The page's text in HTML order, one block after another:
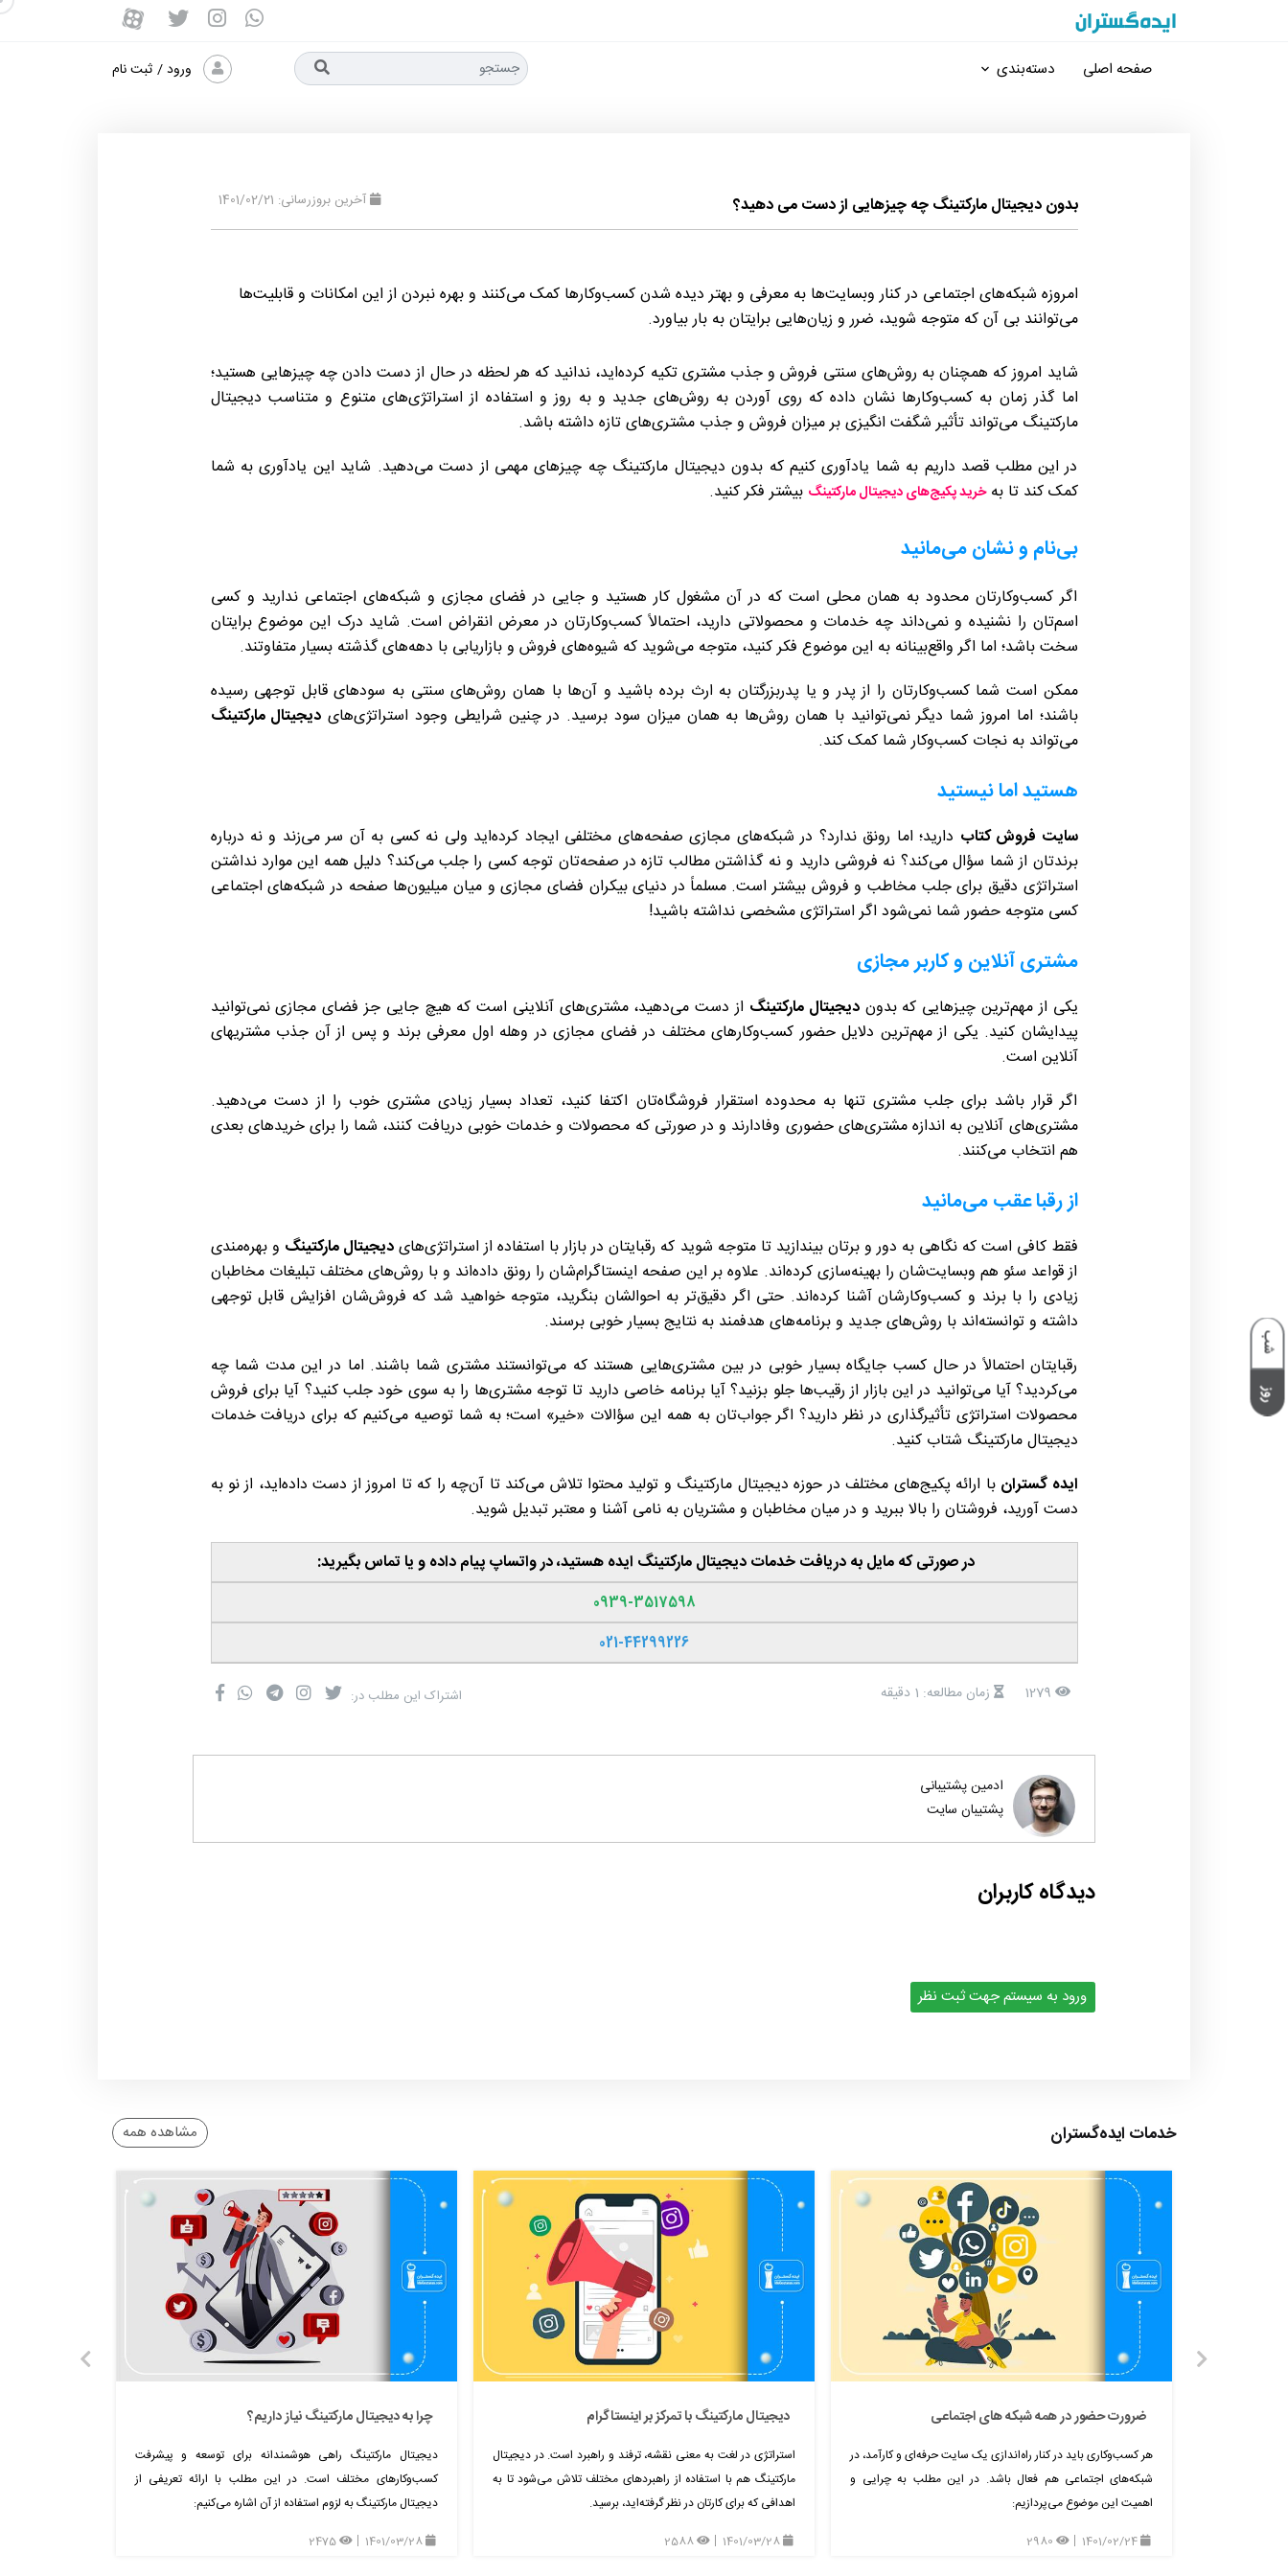
روز
شب
صفحه اصلی دسته‌بندی ورود/ ثبت نام
بدون دیجیتال مارکتینگ چه چیزهایی از دست می دهید؟ آخرین بروزرسانی: 1401/02/21
امروزه شبکه‌های اجتماعی در کنار وبسایت‌ها به معرفی و بهتر دیده شدن کسب‌وکارها کمک می‌کنند و بهره‌ نبردن از این امکانات و قابلیت‌ها
می‌توانند بی آن که متوجه شوید، ضرر و زیان‌هایی برایتان به بار بیاورد.
شاید امروز که همچنان به روش‌های سنتی فروش و جذب مشتری تکیه‌ کرده‌اید، ندانید که هر لحظه در حال از دست دادن چه چیزهایی هستید؛
اما گذر زمان به کسب‌وکارها نشان داده که روی آوردن به روش‌های جدید و به روز و استفاده از استراتژی‌های متنوع و متناسب دیجیتال
مارکتینگ می‌تواند تأثیر شگفت انگیزی بر میزان فروش و جذب مشتری‌های تازه داشته باشد.
در این مطلب قصد داریم به شما یادآوری کنیم که بدون دیجیتال مارکتینگ چه چیزهای مهمی از دست می‌دهید. شاید این یادآوری به شما
کمک کند تا بهخرید پکیج‌های دیجیتال مارکتینگ بیشتر فکر کنید.
بی‌نام و نشان می‌مانید
اگر کسب‌وکارتان محدود به همان محلی است که در آن مشغول کار هستید و جایی در فضای مجازی و شبکه‌های اجتماعی ندارید و کسی
اسم‌تان را نشنیده و نمی‌داند چه خدمات و محصولاتی دارید، احتمالاً کسب‌وکارتان در معرض انقراض است. شاید درک این موضوع برایتان
سخت باشد؛ اما اگر واقع‌بینانه به این موضوع فکر کنید، متوجه می‌شوید که شیوه‌های فروش و بازاریابی با دهه‌های گذشته بسیار متفاوتند.
ممکن است شما کسب‌وکارتان را از پدر و یا پدربزرگتان به ارث برده باشید و آن‌ها با همان روش‌های سنتی به سودهای قابل‌ توجهی رسیده
باشند؛ اما امروز شما دیگر نمی‌توانید با همان روش‌ها به همان میزان سود برسید. در چنین شرایطی وجود استراتژی‌های دیجیتال مارکتینگ
می‌تواند به نجات کسب‌وکار شما کمک کند.
هستید اما نیستید
سایت فروش کتاب دارید؛ اما رونق ندارد؟ در شبکه‌های مجازی صفحه‌های مختلفی ایجاد کرده‌اید ولی نه کسی به آن سر می‌زند و نه درباره
برندتان از شما سؤال می‌کند؟ نه فروشی دارید و نه گذاشتن مطالب تازه در صفحه‌تان توجه کسی را جلب می‌کند؟ دلیل همه این موارد نداشتن
استراتژی دقیق برای جلب مخاطب و فروش بیشتر است. مسلماً در دنیای بیکران فضای مجازی و میان میلیون‌ها صفحه در شبکه‌های اجتماعی
کسی متوجه حضور شما نمی‌شود اگر استراتژی مشخصی نداشته باشید!
مشتری آنلاین و کاربر مجازی
یکی از مهم‌ترین چیزهایی که بدوندیجیتال مارکتینگ از دست می‌دهید، مشتری‌های آنلاینی است که هیچ جایی جز فضای مجازی نمی‌توانید
پیدایشان کنید. یکی از مهم‌ترین دلایل حضور کسب‌وکارهای مختلف در فضای مجازی در وهله اول معرفی برند و پس از آن جذب مشتریهای
آنلاین است.
اگر قرار باشد برای جلب مشتری تنها به محدوده‌ استقرار فروشگاه‌تان اکتفا کنید، تعداد بسیار زیادی مشتری خوب را از دست می‌دهید.
مشتری‌های آنلاین به اندازه مشتری‌های حضوری وفادارند و در صورتی که محصولات و خدمات خوبی دریافت کنند، شما را برای خریدهای بعدی
هم انتخاب می‌کنند.
از رقبا عقب می‌مانید
فقط کافی است که نگاهی به دور و برتان بیندازید تا متوجه شوید که رقبایتان در بازار با استفاده از استراتژی‌هایدیجیتال مارکتینگ و بهره‌مندی
از قواعد سئو هم وبسایت‌شان را بهینه‌سازی کرده‌اند. علاوه بر این صفحه اینستاگرام‌شان را رونق داده‌اند و با روش‌های مختلف تبلیغات مخاطبان
زیادی را با برند و کسب‌وکارشان آشنا کرده‌اند. حتی اگر دقیق‌تر به احوالشان بنگرید، متوجه خواهید شد که فروش‌شان افزایش قابل توجهی
داشته و توانسته‌اند با روش‌های جدید و برنامه‌های هدفمند به نتایج بسیار خوبی برسند.
رقبایتان احتمالاً در حال کسب جایگاه بسیار خوبی در بین مشتری‌هایی هستند که می‌توانستند مشتری شما باشند. اما در این مدت شما چه
می‌کردید؟ آیا می‌توانید در این بازار از رقیب‌ها جلو بزنید؟ آیا برنامه خاصی دارید تا توجه مشتری‌ها را به سوی خود جلب کنید؟ آیا برای فروش
محصولات استراتژی تأثیرگذاری در نظر دارید؟ اگر جواب‌تان به همه این سؤالات «خیر»‌ است؛ به شما توصیه می‌کنیم که برای دریافت خدمات
دیجیتال مارکتینگ شتاب کنید.
ایده‌ گستران با ارائه پکیج‌های مختلف در حوزه دیجیتال مارکتینگ و تولید محتوا تلاش می‌کند تا آن‌چه را که تا امروز از دست داده‌اید، از نو به
دست آورید، فروشتان را بالا ببرید و در میان مخاطبان و مشتریان به نامی آشنا و معتبر تبدیل شوید.
در صورتی‌ که مایل به دریافت خدمات دیجیتال مارکتینگ ایده هستید، در واتساپ پیام داده و یا تماس بگیرید:
0939-3517598
021-44299226
زمان مطالعه: 1 دقیقه اشتراک این مطلب در:
ادمین پشتیبانی
پشتیبان سایت
دیدگاه کاربران
ورود به سیستم جهت ثبت نظر
خدمات ایده‌گستران مشاهده همه
ضرورت حضور در همه شبکه های اجتماعی
هر کسب‌وکاری باید در کنار راه‌اندازی یک سایت حرفه‌ای و کارآمد، در
شبکه‌های اجتماعی هم فعال باشد. در این مطلب به چرایی و
اهمیت این موضوع می‌پردازیم:
1401/02/24
2980
دیجیتال مارکتینگ با تمرکز بر اینستاگرام
استراتژی در لغت به‌ معنی نقشه، ترفند و راهبرد است. در دیجیتال
مارکتینگ هم با استفاده از راهبردهای مختلف تلاش می‌شود تا به
اهدافی که برای کارتان در نظر گرفته‌اید، برسید.
1401/03/28
2588
چرا به دیجیتال مارکتینگ نیاز داریم؟
دیجیتال مارکتینگ راهی هوشمندانه برای توسعه و پیشرفت
کسب‌وکارهای مختلف است. در این مطلب با ارائه تعریفی از
دیجیتال مارکتینگ به لزوم استفاده از آن اشاره می‌کنیم:
1401/03/28
2475